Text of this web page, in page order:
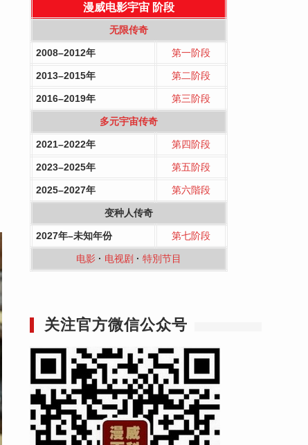
漫威电影宇宙 阶段
无限传奇
2008–2012年 第一阶段
2013–2015年 第二阶段
2016–2019年 第三阶段
多元宇宙传奇
2021–2022年 第四阶段
2023–2025年 第五阶段
2025–2027年 第六階段
变种人传奇
2027年–未知年份 第七阶段
电影 · 电视剧 · 特別节目
关注官方微信公众号